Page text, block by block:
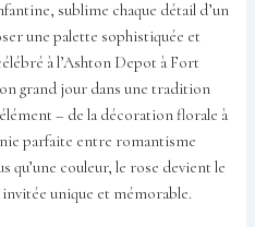
sublime chaque détail d’un
une palette sophistiquée et
à l’Ashton Depot à Fort
grand jour dans une tradition
– de la décoration florale à
parfaite entre romantisme
qu’une couleur, le rose devient le
unique et mémorable.